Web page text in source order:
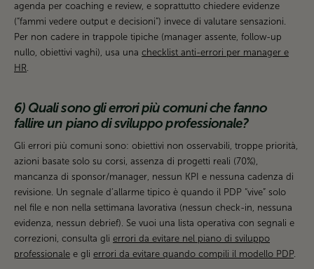
agenda per coaching e review, e soprattutto chiedere evidenze
(“fammi vedere output e decisioni”) invece di valutare sensazioni.
Per non cadere in trappole tipiche (manager assente, follow-up
nullo, obiettivi vaghi), usa una checklist anti-errori per manager e
HR.
6) Quali sono gli errori più comuni che fanno
fallire un piano di sviluppo professionale?
Gli errori più comuni sono: obiettivi non osservabili, troppe priorità,
azioni basate solo su corsi, assenza di progetti reali (70%),
mancanza di sponsor/manager, nessun KPI e nessuna cadenza di
revisione. Un segnale d’allarme tipico è quando il PDP “vive” solo
nel file e non nella settimana lavorativa (nessun check-in, nessuna
evidenza, nessun debrief). Se vuoi una lista operativa con segnali e
correzioni, consulta gli errori da evitare nel piano di sviluppo
professionale e gli errori da evitare quando compili il modello PDP.